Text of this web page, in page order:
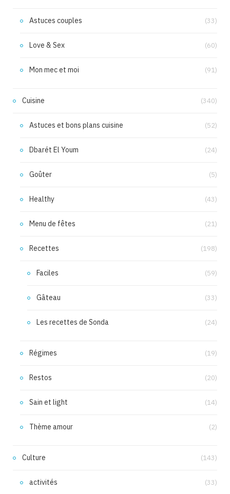
Astuces couples (33)
Love & Sex (60)
Mon mec et moi (91)
Cuisine (340)
Astuces et bons plans cuisine (52)
Dbarét El Youm (24)
Goûter (5)
Healthy (43)
Menu de fêtes (21)
Recettes (198)
Faciles (59)
Gâteau (33)
Les recettes de Sonda (24)
Régimes (19)
Restos (20)
Sain et light (14)
Thème amour (2)
Culture (143)
activités (33)